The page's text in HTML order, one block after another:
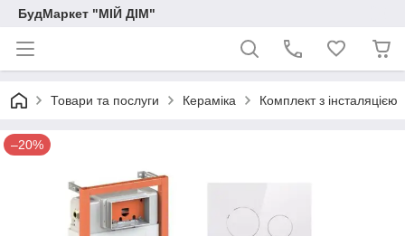
БудМаркет "МІЙ ДІМ"
Товари та послуги Кераміка Комплект з інсталяцією
–20%